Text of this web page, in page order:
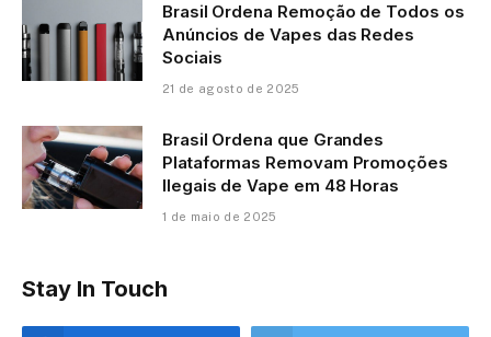
Brasil Ordena Remoção de Todos os
Anúncios de Vapes das Redes
Sociais
21 de agosto de 2025
Brasil Ordena que Grandes
Plataformas Removam Promoções
Ilegais de Vape em 48 Horas
1 de maio de 2025
Stay In Touch